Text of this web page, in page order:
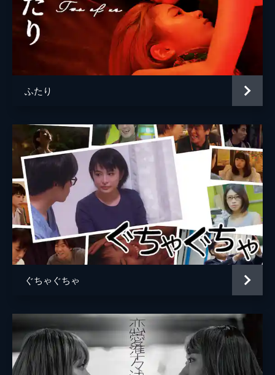
野口雅弘
監督
野火明
音楽 DUB MASTER X
ふたり
ぐちゃぐちゃ